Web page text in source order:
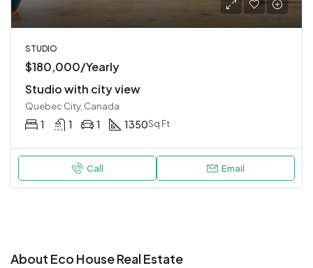
STUDIO
$180,000/Yearly
Studio with city view
Quebec City, Canada
1 1 1 1350Sq Ft
Call Email
About Eco House Real Estate